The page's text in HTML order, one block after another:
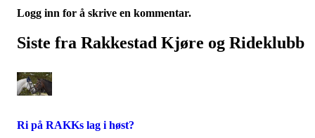
Logg inn for å skrive en kommentar.
Siste fra Rakkestad Kjøre og Rideklubb
Ri på RAKKs lag i høst?